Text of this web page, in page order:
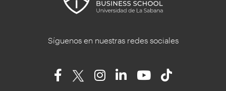
Síguenos en nuestras redes sociales